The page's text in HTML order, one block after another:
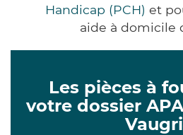
Handicap (PCH) et
aide à domicile
Les pièces à
votre dossier